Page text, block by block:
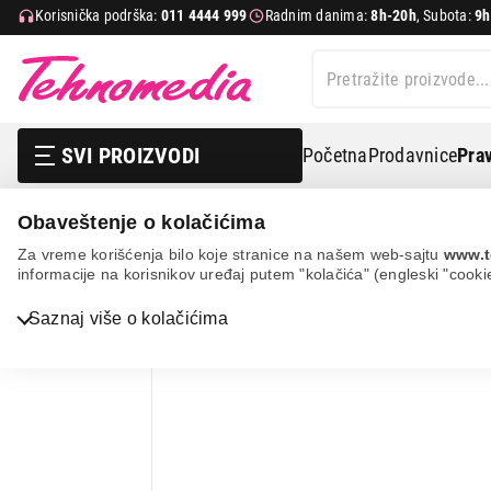
Obaveštenje o kolačićima
Za vreme korišćenja bilo koje stranice na našem web-sajtu
informacije na korisnikov uređaj putem "kolačića" (engleski
Saznaj više o kolačićima
Korisnička podrška: 011 4444 999 Radnim danima:8h-20h, Subota:
SVI PROIZVODI PočetnaProdavnice
Bela tehnika
It & gaming Kablovi i adapteri